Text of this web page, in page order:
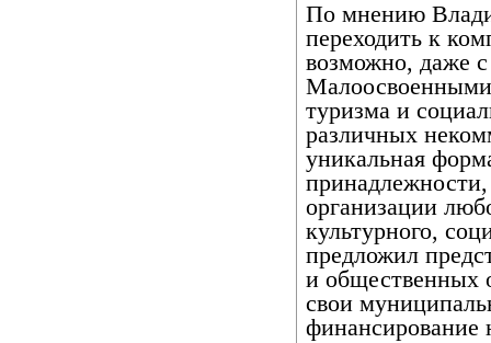
По мнению
переходить к
возможно, даже
туризма и
различных
уникальная
принадлежности,
организации
культурного,
предложил
и общественных
свои
финансирование